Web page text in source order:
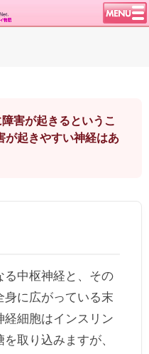
害が起きるというこ
が起きやすい神経はあ
中枢神経と、その
身に広がっている末
細胞はインスリン
取り込みますが、